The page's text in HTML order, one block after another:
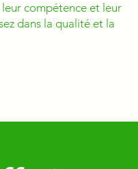
compétence et leur
dans la qualité et la